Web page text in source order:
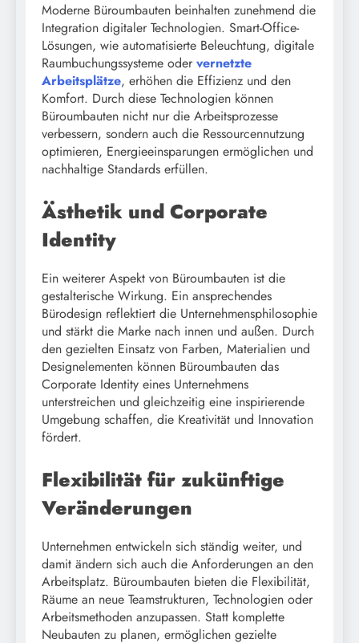
Moderne Büroumbauten beinhalten zunehmend die
Integration digitaler Technologien. Smart-Office-
Lösungen, wie automatisierte Beleuchtung, digitale
Raumbuchungssysteme oder vernetzte
Arbeitsplätze, erhöhen die Effizienz und den
Komfort. Durch diese Technologien können
Büroumbauten nicht nur die Arbeitsprozesse
verbessern, sondern auch die Ressourcennutzung
optimieren, Energieeinsparungen ermöglichen und
nachhaltige Standards erfüllen.
Ästhetik und Corporate
Identity
Ein weiterer Aspekt von Büroumbauten ist die
gestalterische Wirkung. Ein ansprechendes
Bürodesign reflektiert die Unternehmensphilosophie
und stärkt die Marke nach innen und außen. Durch
den gezielten Einsatz von Farben, Materialien und
Designelementen können Büroumbauten das
Corporate Identity eines Unternehmens
unterstreichen und gleichzeitig eine inspirierende
Umgebung schaffen, die Kreativität und Innovation
fördert.
Flexibilität für zukünftige
Veränderungen
Unternehmen entwickeln sich ständig weiter, und
damit ändern sich auch die Anforderungen an den
Arbeitsplatz. Büroumbauten bieten die Flexibilität,
Räume an neue Teamstrukturen, Technologien oder
Arbeitsmethoden anzupassen. Statt komplette
Neubauten zu planen, ermöglichen gezielte